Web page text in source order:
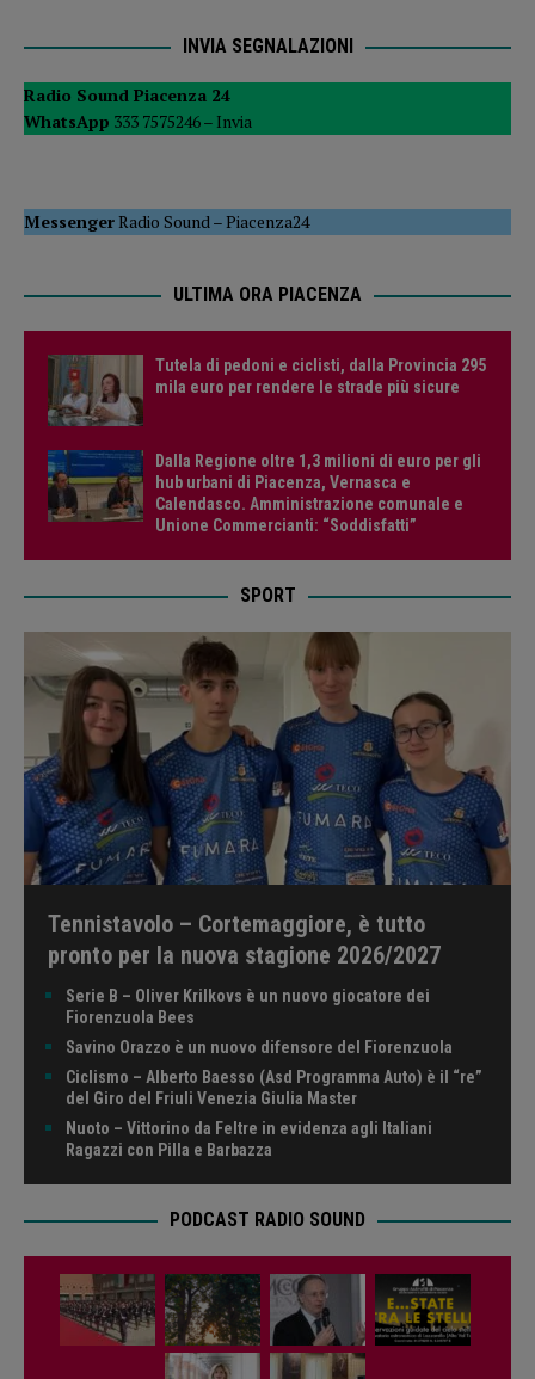
INVIA SEGNALAZIONI
Radio Sound Piacenza 24
WhatsApp 333 7575246 – Invia
MessengerRadio Sound–Piacenza24
ULTIMA ORA PIACENZA
Tutela di pedoni e ciclisti, dalla Provincia 295
mila euro per rendere le strade più sicure
Dalla Regione oltre 1,3 milioni di euro per gli
hub urbani di Piacenza, Vernasca e
Calendasco. Amministrazione comunale e
Unione Commercianti: “Soddisfatti”
SPORT
Tennistavolo – Cortemaggiore, è tutto
pronto per la nuova stagione 2026/2027
Serie B – Oliver Krilkovs è un nuovo giocatore dei
Fiorenzuola Bees
Savino Orazzo è un nuovo difensore del Fiorenzuola
Ciclismo – Alberto Baesso (Asd Programma Auto) è il “re”
del Giro del Friuli Venezia Giulia Master
Nuoto – Vittorino da Feltre in evidenza agli Italiani
Ragazzi con Pilla e Barbazza
PODCAST RADIO SOUND